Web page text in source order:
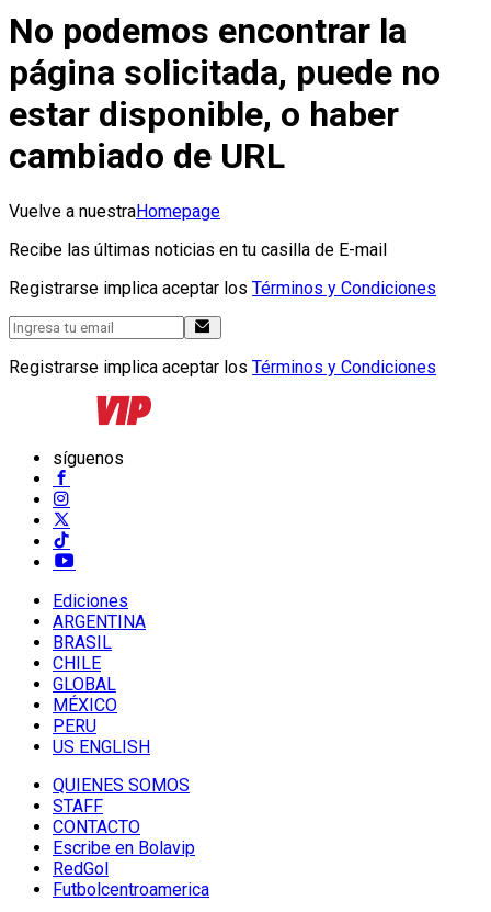
No podemos encontrar la
página solicitada, puede no
estar disponible, o haber
cambiado de URL
Vuelve a nuestraHomepage
Recibe las últimas noticias en tu casilla de E-mail
Registrarse implica aceptar los Términos y Condiciones
Registrarse implica aceptar los Términos y Condiciones
síguenos
Ediciones
ARGENTINA
BRASIL
CHILE
GLOBAL
MÉXICO
PERU
US ENGLISH
QUIENES SOMOS
STAFF
CONTACTO
Escribe en Bolavip
RedGol
Futbolcentroamerica